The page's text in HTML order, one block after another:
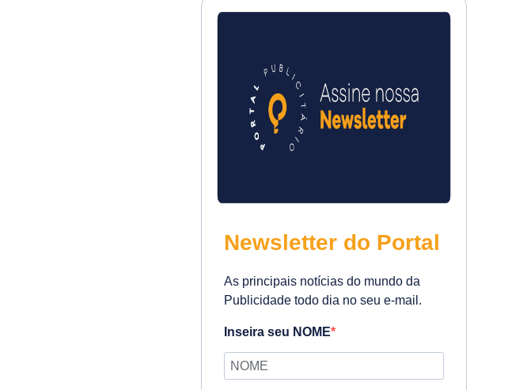
Newsletter do Portal
As principais notícias do mundo da
Publicidade todo dia no seu e-mail.
Inseira seu NOME